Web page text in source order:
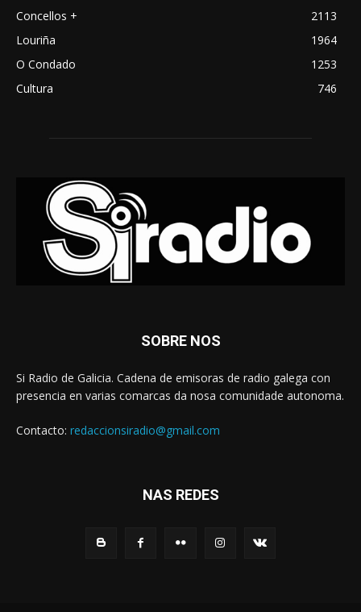
Concellos +
2113
Louriña
1964
O Condado
1253
Cultura
746
SOBRE NOS
Si Radio de Galicia. Cadena de emisoras de radio galega con
presencia en varias comarcas da nosa comunidade autonoma.
Contacto: redaccionsiradio@gmail.com
NAS REDES